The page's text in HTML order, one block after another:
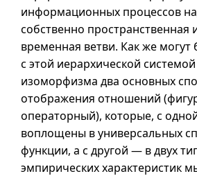
информационных процессов
собственно пространственная
временная ветви. Как же
с этой иерархической
изоморфизма два основных
отображения отношений
операторный), которые, с
воплощены в универсальных
функции, а с другой — в двух
эмпирических характеристик